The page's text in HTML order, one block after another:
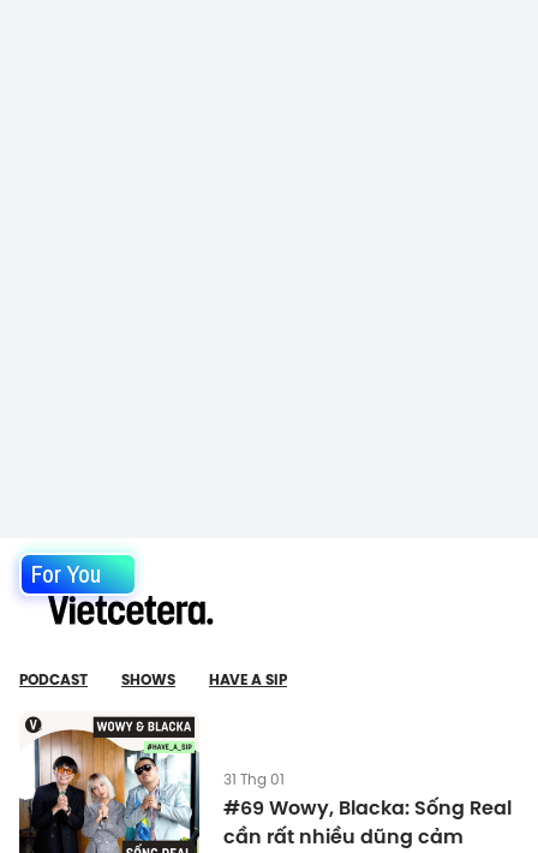
For You
PODCAST SHOWS HAVE A SIP
31 Thg 01
#69 Wowy, Blacka: Sống Real
cần rất nhiều dũng cảm